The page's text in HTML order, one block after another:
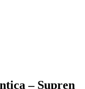
– Supren